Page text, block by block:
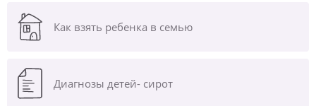
Как взять ребенка в семью
Диагнозы детей- сирот